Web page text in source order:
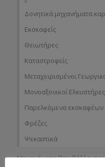
Δονητικά μηχανήματα
Εκσκαφείς
Θειωτήρες
Καταστροφείς
Μεταχειρισμένοι
Μονοαξονικοί Ελκυστήρες
Παρελκόμενα εκσκαφέων
Φρέζες
Ψεκαστικά
Μηχανήματα